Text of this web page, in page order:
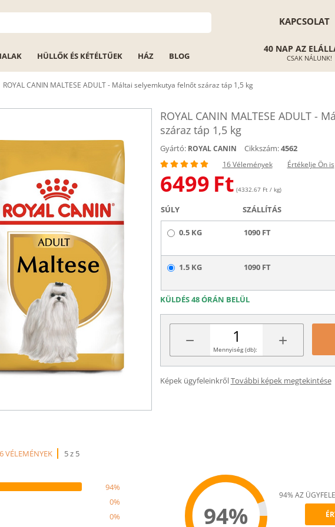
KAPCSOLAT
HÜLLŐK ÉS KÉTÉLTŰEK HÁZ BLOG
40 NAP AZ
CSAK NÁLUNK!
ROYAL CANIN MALTESE ADULT - Máltai selyemkutya felnőt száraz táp 1,5 kg
ROYAL CANIN MALTESE ADULT -
száraz táp 1,5 kg
Gyártó: ROYAL CANIN Cikkszám:4562
16 Vélemények Értékelje Ön is
6499 Ft (4332.67 Ft / kg)
SÚLY SZÁLLÍTÁS
0.5 KG 1090 FT
1.5 KG 1090 FT
KÜLDÉS 48 ÓRÁN BELÜL
− +
Mennyiség (db):
Képek ügyfeleinkrőlTovábbi képek megtekintése
VÉLEMÉNYEK 5 z 5
94%
0%
0%
94%
94% AZ